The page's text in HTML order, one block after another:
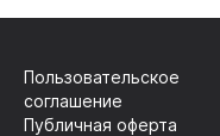
Пользовательское
соглашение
Публичная оферта